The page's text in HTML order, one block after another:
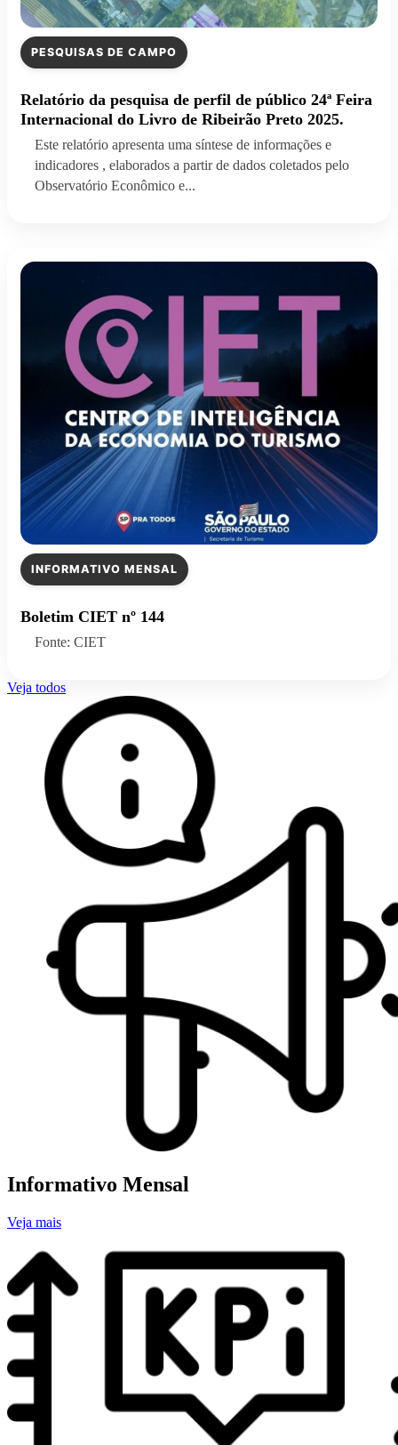
PESQUISAS DE CAMPO
Relatório da pesquisa de perfil de público 24ª Feira
Internacional do Livro de Ribeirão Preto 2025.
Este relatório apresenta uma síntese de informações e
indicadores , elaborados a partir de dados coletados pelo
Observatório Econômico e...
INFORMATIVO MENSAL
Boletim CIET nº 144
Fonte: CIET
Veja todos
Informativo Mensal
Veja mais